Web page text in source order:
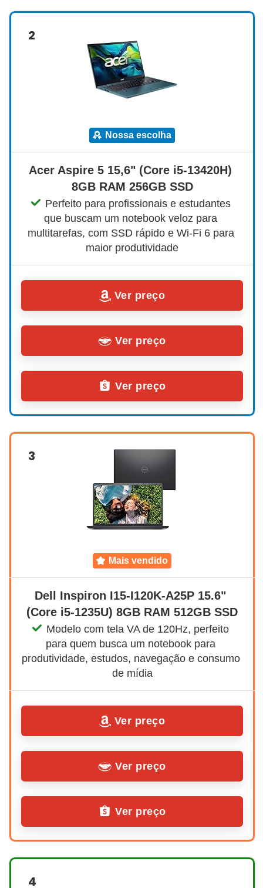
2
nossa escolha
Acer Aspire 5 15,6" (Core i5-13420H)
8GB RAM 256GB SSD
Perfeito para profissionais e estudantes
que buscam um notebook veloz para
multitarefas, com SSD rápido e Wi-Fi 6 para
maior produtividade
Ver preço
Ver preço
Ver preço
3
mais vendido
Dell Inspiron I15-I120K-A25P 15.6"
(Core i5-1235U) 8GB RAM 512GB SSD
Modelo com tela VA de 120Hz, perfeito
para quem busca um notebook para
produtividade, estudos, navegação e consumo
de mídia
Ver preço
Ver preço
Ver preço
4